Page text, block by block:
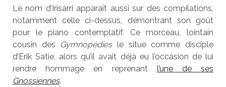
Le nom d’Irisarri apparaît aussi sur des compilations,
notamment celle ci-dessus, démontrant son goût
pour le piano contemplatif. Ce morceau, lointain
cousin des Gymnopédiesle situe comme disciple
d’Erik Satie, alors qu’il avait déjà eu l’occasion de lui
rendre hommage en reprenant l’une de ses
Gnossiennes.